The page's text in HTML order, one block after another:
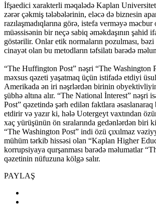
İfşaedici xarakterli məqalədə Kaplan
zərər çəkmiş tələbələrinin, eləcə də biznesin
razılaşmadıqlarına görə, istefa verməyə məcbur
müəssisənin bir neçə sabiq əməkdaşının şahid
göstərilir. Onlar etik normaların pozulması,
cinayət olan bu metodların təfsilatı barədə
“The Huffington Post” nəşri “The Washington
məxsus qəzeti yaşatmaq üçün istifadə etdiyi
Amerikada ən iri nəşrlərdən birinin
şübhə altına alır. “The National İnterest” nəşri
Post” qəzetində şərh edilən faktlara
etdirir və yazır ki, hələ Uotergeyt vaxtından
xaç yürüşünün ön sıralarında gedənlərdən biri
“The Washington Post” indi özü çıxılmaz
mühüm tərkib hissəsi olan “Kaplan Higher
korrupsiyaya qurşanması barədə məlumatlar
qəzetinin nüfuzuna kölgə salır.
PAYLAŞ